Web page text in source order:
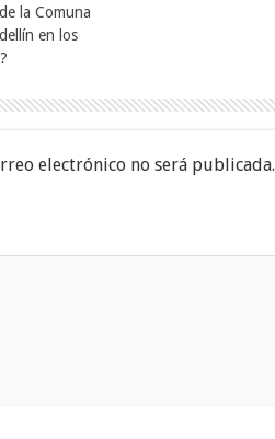
la Comuna
en los
electrónico no será publicada.